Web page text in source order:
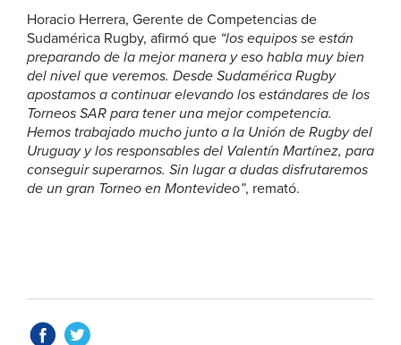
Horacio Herrera, Gerente de Competencias de
Sudamérica Rugby, afirmó que “los equipos se están
preparando de la mejor manera y eso habla muy bien
del nivel que veremos. Desde Sudamérica Rugby
apostamos a continuar elevando los estándares de los
Torneos SAR para tener una mejor competencia.
Hemos trabajado mucho junto a la Unión de Rugby del
Uruguay y los responsables del Valentín Martínez, para
conseguir superarnos. Sin lugar a dudas disfrutaremos
de un gran Torneo en Montevideo”, remató.